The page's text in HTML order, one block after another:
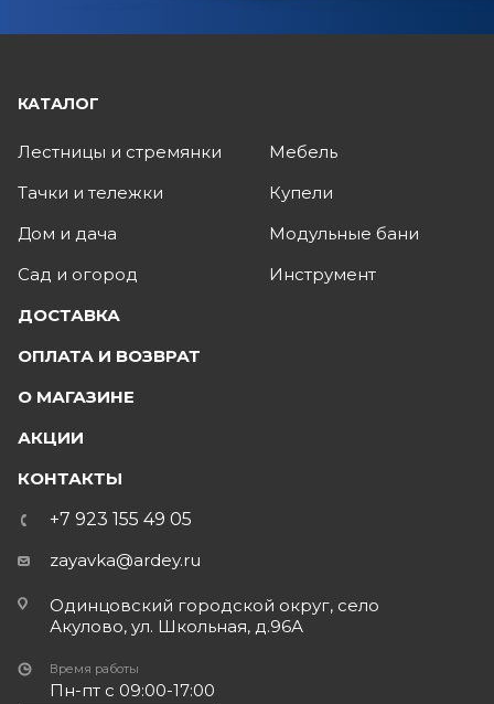
КАТАЛОГ
Лестницы и стремянки
Тачки и тележки
Дом и дача
Сад и огород
Мебель
Купели
Модульные бани
Инструмент
ДОСТАВКА
ОПЛАТА И ВОЗВРАТ
О МАГАЗИНЕ
АКЦИИ
КОНТАКТЫ
+7 923 155 49 05
zayavka@ardey.ru
Одинцовский городской округ, село
Акулово, ул. Школьная, д.96А
Время работы
Пн-пт с 09:00-17:00